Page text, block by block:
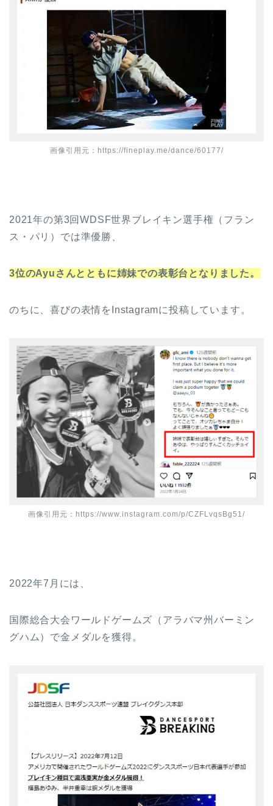
画像引用元：https://fineplay.me/dance/60177/
2021年の第3回WDSF世界ブレイキン選手権（フラン
ス・パリ）では準優勝、
3位のAyuさんとともに姉妹での表彰台となりました。
のちに、喜びの表情をInstagramに投稿しています。
画像引用元：https://www.instagram.com/p/CZFLvqsBg51/
2022年7月には、
国際総合大会ワールドゲームズ（アラバマ州バーミン
グハム）で金メダルを獲得。